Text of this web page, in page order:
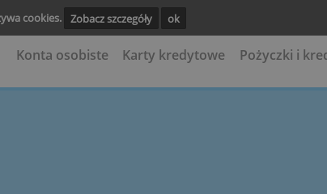
używa cookies. Zobacz szczegóły
Konta osobiste Karty kredytowe